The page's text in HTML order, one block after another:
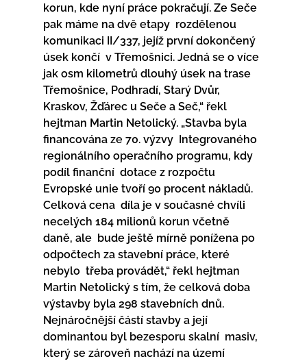
korun, kde nyní práce pokračují. Ze Seče
pak máme na dvě etapy  rozdělenou
komunikaci II/337, jejíž první dokončený
úsek končí  v Třemošnici. Jedná se o více
jak osm kilometrů dlouhý úsek na trase
Třemošnice, Podhradí, Starý Dvůr,
Kraskov, Žďárec u Seče a Seč,“ řekl
hejtman Martin Netolický. „Stavba byla
financována ze 70. výzvy  Integrovaného
regionálního operačního programu, kdy
podíl finanční  dotace z rozpočtu
Evropské unie tvoří 90 procent nákladů.
Celková cena  díla je v současné chvíli
necelých 184 milionů korun včetně
daně, ale  bude ještě mírně ponížena po
odpočtech za stavební práce, které
nebylo  třeba provádět,“ řekl hejtman
Martin Netolický s tím, že celková doba
výstavby byla 298 stavebních dnů.
Nejnáročnější částí stavby a její
dominantou byl bezesporu skalní  masiv,
který se zároveň nachází na území